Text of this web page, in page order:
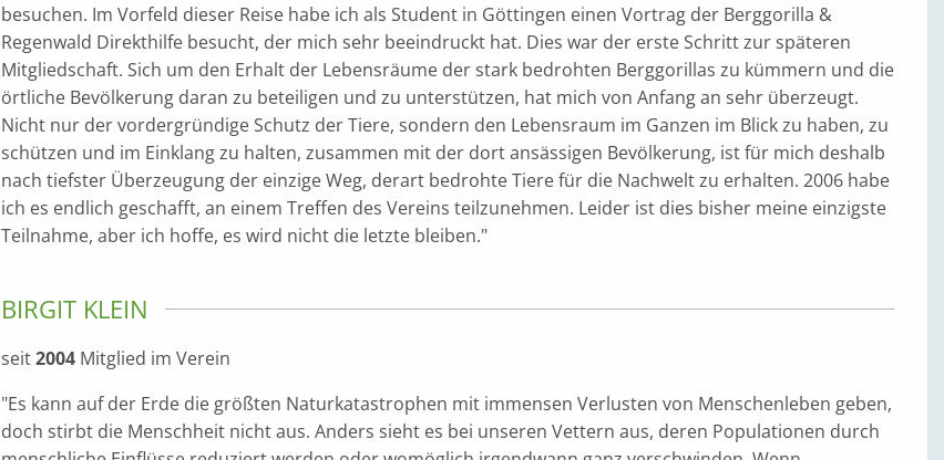
besuchen. Im Vorfeld dieser Reise habe ich als Student in Göttingen einen Vortrag der Berggorilla &
Regenwald Direkthilfe besucht, der mich sehr beeindruckt hat. Dies war der erste Schritt zur späteren
Mitgliedschaft. Sich um den Erhalt der Lebensräume der stark bedrohten Berggorillas zu kümmern und die
örtliche Bevölkerung daran zu beteiligen und zu unterstützen, hat mich von Anfang an sehr überzeugt.
Nicht nur der vordergründige Schutz der Tiere, sondern den Lebensraum im Ganzen im Blick zu haben, zu
schützen und im Einklang zu halten, zusammen mit der dort ansässigen Bevölkerung, ist für mich deshalb
nach tiefster Überzeugung der einzige Weg, derart bedrohte Tiere für die Nachwelt zu erhalten. 2006 habe
ich es endlich geschafft, an einem Treffen des Vereins teilzunehmen. Leider ist dies bisher meine einzigste
Teilnahme, aber ich hoffe, es wird nicht die letzte bleiben."
BIRGIT KLEIN
seit2004 Mitglied im Verein
"Es kann auf der Erde die größten Naturkatastrophen mit immensen Verlusten von Menschenleben geben,
doch stirbt die Menschheit nicht aus. Anders sieht es bei unseren Vettern aus, deren Populationen durch